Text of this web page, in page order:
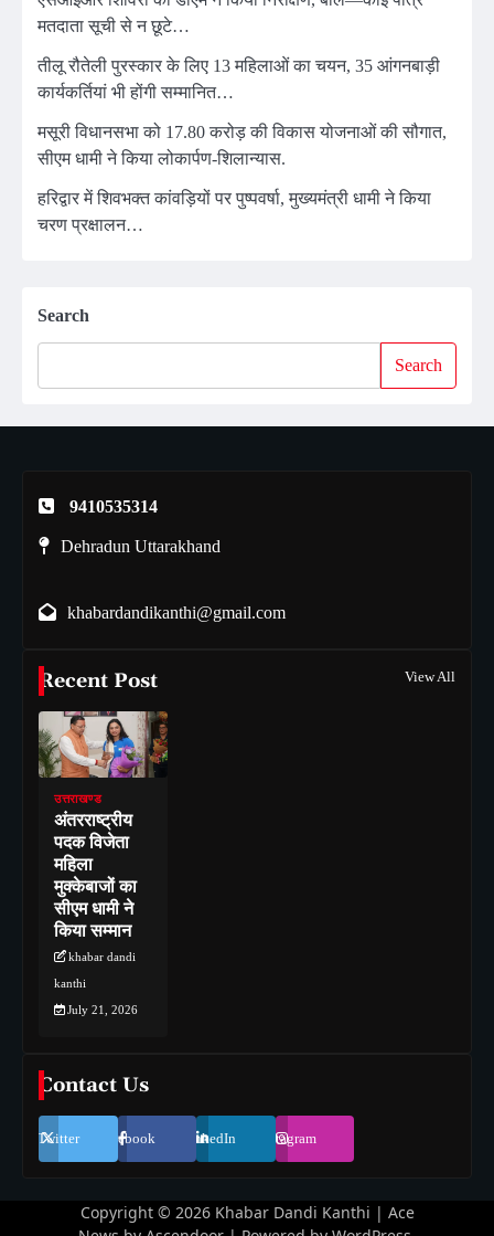
मतदाता सूची से न छूटे…
तीलू रौतेली पुरस्कार के लिए 13 महिलाओं का चयन, 35 आंगनबाड़ी
कार्यकर्तियां भी होंगी सम्मानित…
मसूरी विधानसभा को 17.80 करोड़ की विकास योजनाओं की सौगात,
सीएम धामी ने किया लोकार्पण-शिलान्यास.
हरिद्वार में शिवभक्त कांवड़ियों पर पुष्पवर्षा, मुख्यमंत्री धामी ने किया
चरण प्रक्षालन…
Search
Search
9410535314
Dehradun Uttarakhand
khabardandikanthi@gmail.com
Recent Post View All
उत्तराखण्ड
अंतरराष्ट्रीय
पदक विजेता
महिला
मुक्केबाजों का
सीएम धामी ने
किया सम्मान
khabar dandi
kanthi
July 21, 2026
Contact Us
Twitter Facebook LinkedIn Instagram
Copyright © 2026 Khabar Dandi Kanthi | Ace